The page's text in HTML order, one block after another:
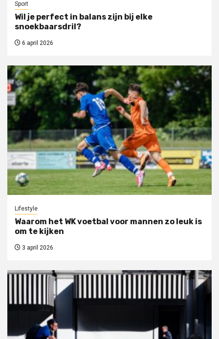
Sport
Wil je perfect in balans zijn bij elke
snoekbaarsdril?
6 april 2026
Lifestyle
Waarom het WK voetbal voor mannen zo leuk is
om te kijken
3 april 2026